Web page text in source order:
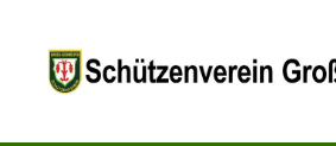
springen